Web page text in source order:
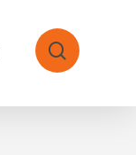
search